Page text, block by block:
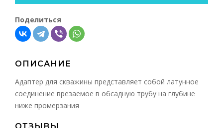
Поделиться
ОПИСАНИЕ
Адаптер для скважины представляет собой латунное
соединение врезаемое в обсадную трубу на глубине
ниже промерзания